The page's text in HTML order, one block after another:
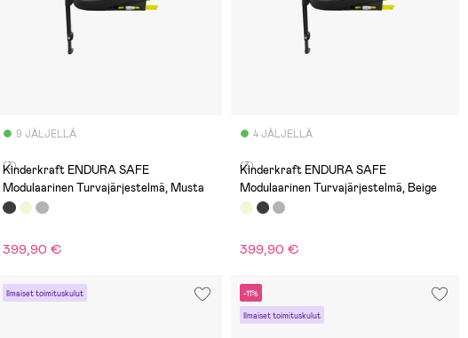
9 JÄLJELLÄ
(3)
Kinderkraft ENDURA SAFE
Modulaarinen Turvajärjestelmä, Musta
399,90 €
4 JÄLJELLÄ
(3)
Kinderkraft ENDURA SAFE
Modulaarinen Turvajärjestelmä, Beige
399,90 €
Ilmaiset toimituskulut -11%
Ilmaiset toimituskulut